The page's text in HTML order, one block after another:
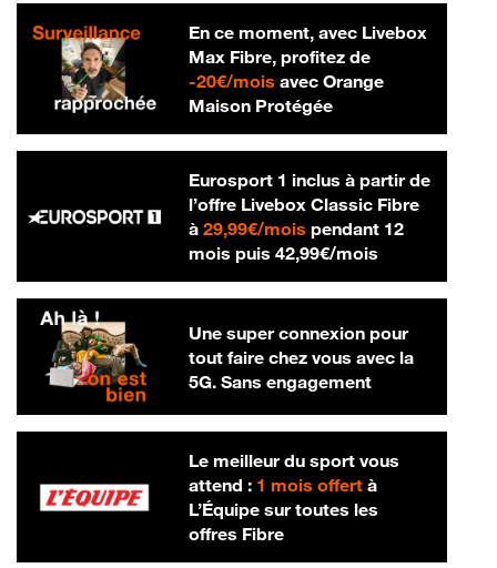
En ce moment, avec Livebox
Max Fibre, profitez de
-20€/mois20 € par mois
avec Orange
Maison Protégée
Eurosport 1 inclus à partir de
l’offre Livebox Classic Fibre
à 29,99€/mois29,99 € par mois
pendant 12
mois puis 42,99€/mois42,99 € par
Une super connexion pour
tout faire chez vous avec la
5G. Sans engagement
Le meilleur du sport vous
attend : 1 mois offertà
L’Équipe sur toutes les
offres Fibre